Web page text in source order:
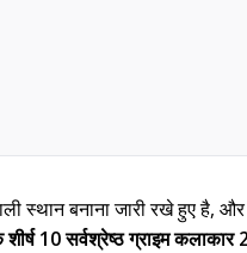
स्थान बनाना जारी रखे हुए है,
शीर्ष 10 सर्वश्रेष्ठ ग्राइम कलाकार